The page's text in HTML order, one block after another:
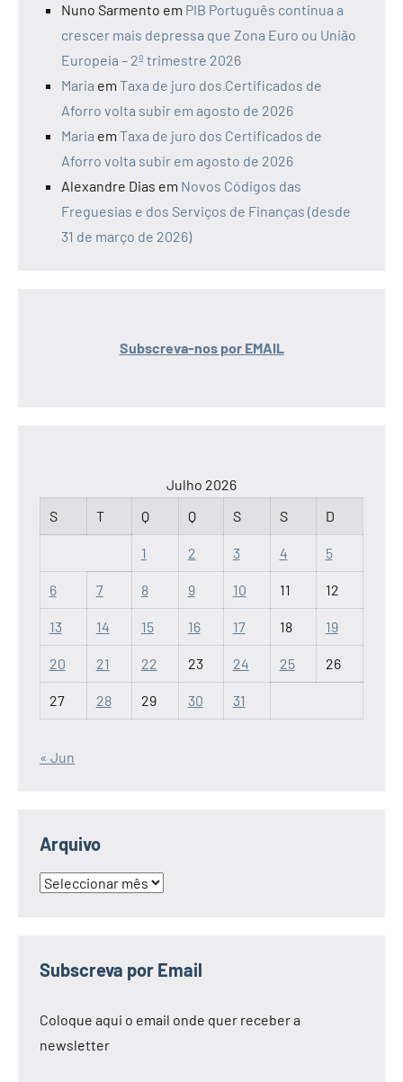
Nuno Sarmento em PIB Português continua a
crescer mais depressa que Zona Euro ou União
Europeia – 2º trimestre 2026
Maria em Taxa de juro dos Certificados de
Aforro volta subir em agosto de 2026
Maria em Taxa de juro dos Certificados de
Aforro volta subir em agosto de 2026
Alexandre Dias em Novos Códigos das
Freguesias e dos Serviços de Finanças (desde
31 de março de 2026)
Subscreva-nos por EMAIL
Julho 2026
S
T Q Q S S D
1 2 3 4 5
6 7 8 9 10 11 12
13 14 15 16 17 18 19
20 21 22 23 24 25 26
27 28 29 30 31
« Jun
Arquivo
Arquivo
Subscreva por Email
Coloque aqui o email onde quer receber a
newsletter